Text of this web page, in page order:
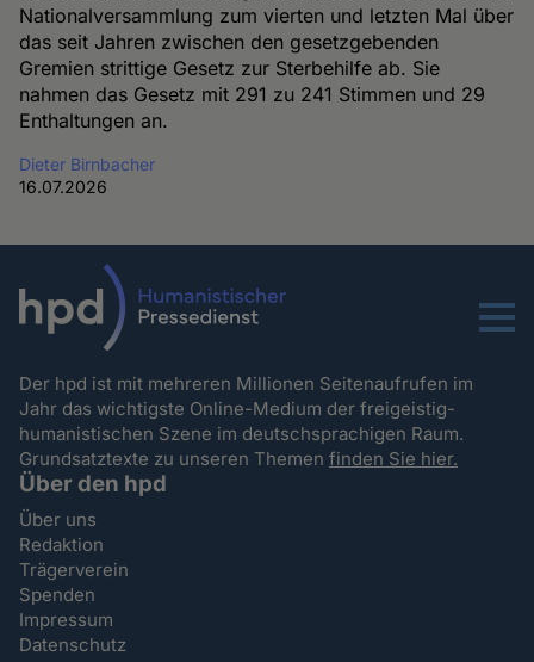
Nationalversammlung zum vierten und letzten Mal über
das seit Jahren zwischen den gesetzgebenden
Gremien strittige Gesetz zur Sterbehilfe ab. Sie
nahmen das Gesetz mit 291 zu 241 Stimmen und 29
Enthaltungen an.
Dieter Birnbacher
16.07.2026
Menu
Der hpd ist mit mehreren Millionen Seitenaufrufen im
Jahr das wichtigste Online-Medium der freigeistig-
humanistischen Szene im deutschsprachigen Raum.
Grundsatztexte zu unseren Themenfinden Sie hier.
Über den hpd
Über uns
Redaktion
Trägerverein
Spenden
Impressum
Datenschutz